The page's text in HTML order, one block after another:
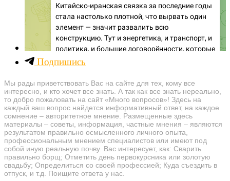
Подпишись
Мы рады приветствовать Вас на сайте для тех, кому все
интересно, и кто хочет все знать. А так как все знать нереально,
то добро пожаловать на сайт «Много вопросов»! Здесь на
каждый ваш вопрос найдется информативный ответ, на каждое
сомнение – авторитетное мнение. Размещенные здесь
материалы – советы, информация, частные мнения – являются
результатом правильно осмысленного личного опыта,
профессиональным мнением специалистов или имеют под
собой иную реальную почву. Вас интересует, как: Сварить
правильно борщ; Отметить день первокурсника или золотую
свадьбу; Определиться со своей профессией; Куда съездить в
отпуск, и т.д. Поищите ответа у нас.